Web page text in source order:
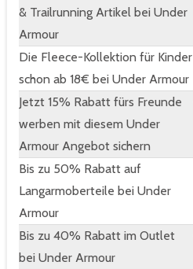
& Trailrunning Artikel bei Under
Armour
Die Fleece-Kollektion für Kinder
schon ab 18€ bei Under Armour
Jetzt 15% Rabatt fürs Freunde
werben mit diesem Under
Armour Angebot sichern
Bis zu 50% Rabatt auf
Langarmoberteile bei Under
Armour
Bis zu 40% Rabatt im Outlet
bei Under Armour